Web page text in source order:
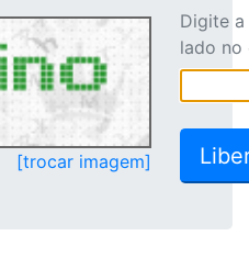
[trocar imagem]
Digite
lado no